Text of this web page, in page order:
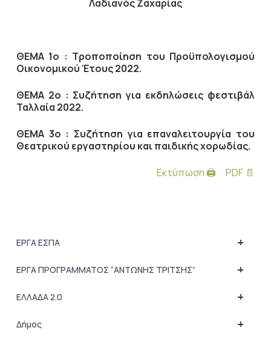
Λαδιανός Ζαχαρίας
ΘΕΜΑ 1ο : Τροποποίηση του Προϋπολογισμού
Οικονομικού Έτους 2022.
ΘΕΜΑ 2ο : Συζήτηση για εκδηλώσεις φεστιβάλ
Ταλλαία 2022.
ΘΕΜΑ 3ο : Συζήτηση για επαναλειτουργία του
Θεατρικού εργαστηρίου και παιδικής χορωδίας.
Εκτύπωση 🖨
PDF 📄
+
ΕΡΓΑ ΕΣΠΑ
+
ΕΡΓΑ ΠΡΟΓΡΑΜΜΑΤΟΣ “ΑΝΤΩΝΗΣ ΤΡΙΤΣΗΣ”
+
ΕΛΛΑΔΑ 2.0
+
Δήμος